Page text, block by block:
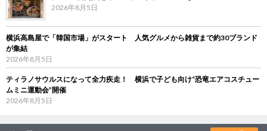
2026年8月5日
横浜高島屋で「韓国市場」がスタート 人気グルメから雑貨まで約30ブランド
が集結
2026年8月5日
ティラノサウルスになって全力疾走！ 横浜で子ども向け“恐竜エアコスチュー
ムミニ運動会”開催
2026年8月5日